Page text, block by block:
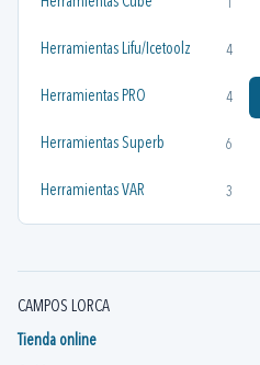
1
Herramientas Lifu/Icetoolz 4
Herramientas PRO 4
Herramientas Superb 6
Herramientas VAR 3
CAMPOS LORCA
Tienda online